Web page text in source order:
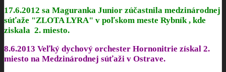
17.6.2012 sa Maguranka Junior zúčastnila medzinárodnej
súťaže "ZLOTA LYRA" v poľskom meste Rybník , kde
ziskala 2. miesto.
8.6.2013 Veľký dychový orchester Hornonitrie získal 2.
miesto na Medzinárodnej súťaži v Ostrave.